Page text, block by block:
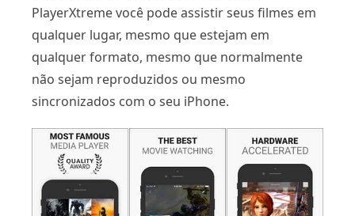
PlayerXtreme você pode assistir seus filmes em
qualquer lugar, mesmo que estejam em
qualquer formato, mesmo que normalmente
não sejam reproduzidos ou mesmo
sincronizados com o seu iPhone.